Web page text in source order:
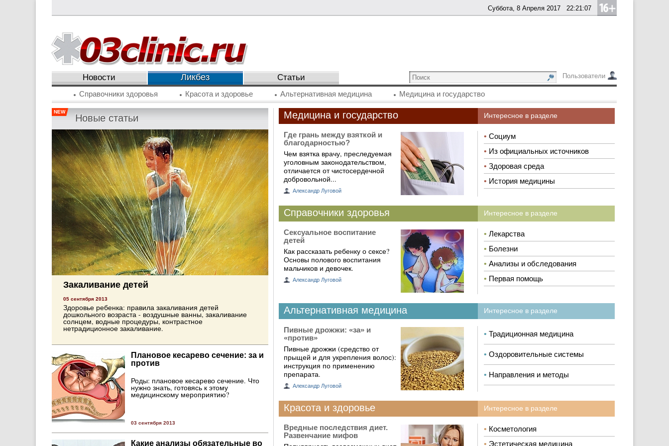
22:21:07
Суббота, 8 Апреля 2017
Пользователи
Новости Ликбез Статьи
Справочники здоровья Красота и здоровье Альтернативная медицина Медицина и государство
Новые статьи
NEW
Закаливание детей
05 сентября 2013
Здоровье ребенка: правила закаливания детей
дошкольного возраста - воздушные ванны, закаливание
солнцем, водные процедуры, контрастное
нетрадиционное закаливание.
Плановое кесарево сечение: за и
против
Роды: плановое кесарево сечение. Что
нужно знать, готовясь к этому
медицинскому мероприятию?
03 сентября 2013
Какие анализы обязательные во
Медицина и государство
Где грань между взяткой и
благодарностью?
Чем взятка врачу, преследуемая
уголовным законодательством,
отличается от чистосердечной
добровольной...
Александр Луговой
Интересное в разделе
• Социум
• Из официальных источников
• Здоровая среда
• История медицины
Справочники здоровья
Сексуальное воспитание
детей
Как рассказать ребенку о сексе?
Основы полового воспитания
мальчиков и девочек.
Александр Луговой
Интересное в разделе
• Лекарства
• Болезни
• Анализы и обследования
• Первая помощь
Альтернативная медицина
Пивные дрожжи: «за» и
«против»
Пивные дрожжи (средство от
прыщей и для укрепления волос):
инструкция по применению
препарата.
Александр Луговой
Интересное в разделе
• Традиционная медицина
• Оздоровительные системы
• Направления и методы
Красота и здоровье
Вредные последствия диет.
Развенчание мифов
Интересное в разделе
• Косметология
• Эстетическая медицина